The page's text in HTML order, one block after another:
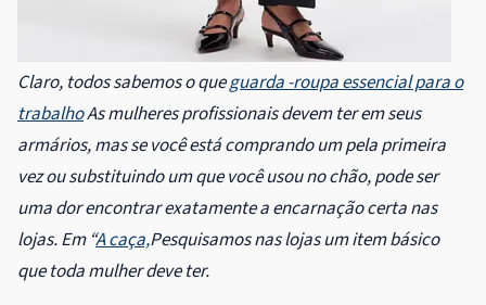
Claro, todos sabemos o queguarda -roupa essencial para o
trabalhoAs mulheres profissionais devem ter em seus
armários, mas se você está comprando um pela primeira
vez ou substituindo um que você usou no chão, pode ser
uma dor encontrar exatamente a encarnação certa nas
lojas. Em “A caça,Pesquisamos nas lojas um item básico
que toda mulher deve ter.